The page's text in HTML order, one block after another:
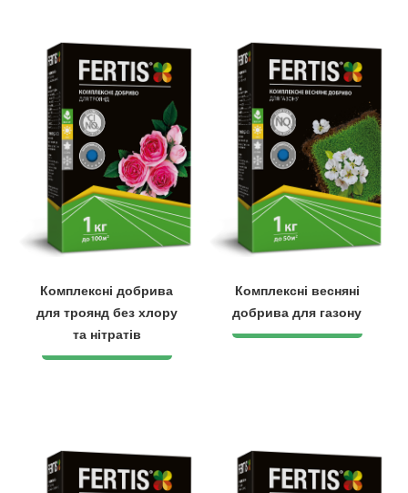
Комплексні добрива
для троянд без хлору
та нітратів
Комплексні весняні
добрива для газону